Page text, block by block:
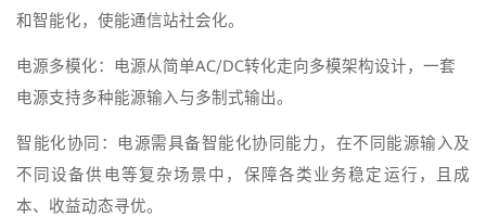
和智能化，使能通信站社会化。
电源多模化：电源从简单AC/DC转化走向多模架构设计，一套
电源支持多种能源输入与多制式输出。
智能化协同：电源需具备智能化协同能力，在不同能源输入及
不同设备供电等复杂场景中，保障各类业务稳定运行，且成
本、收益动态寻优。